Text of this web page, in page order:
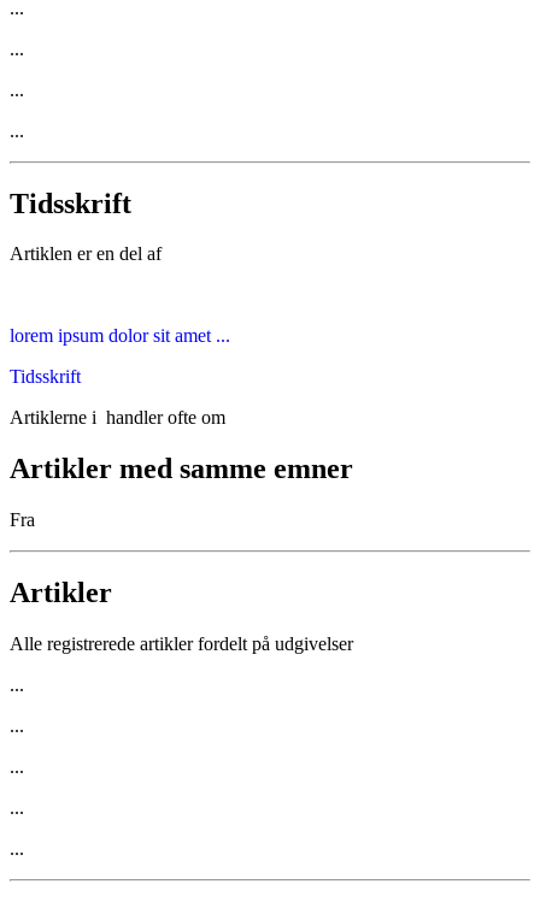
...
...
...
...
Tidsskrift
Artiklen er en del af
lorem ipsum dolor sit amet ...
Tidsskrift
Artiklerne i handler ofte om
Artikler med samme emner
Fra
Artikler
Alle registrerede artikler fordelt på udgivelser
...
...
...
...
...